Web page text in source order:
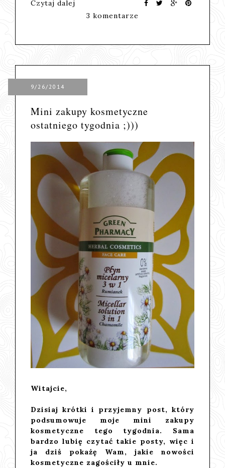
Czytaj dalej
3 komentarze
9/26/2014
Mini zakupy kosmetyczne
ostatniego tygodnia ;)))
Witajcie,
Dzisiaj krótki i przyjemny post, który
podsumowuje moje mini zakupy
kosmetyczne tego tygodnia. Sama
bardzo lubię czytać takie posty, więc i
ja dziś pokażę Wam, jakie nowości
kosmetyczne zagościły u mnie.